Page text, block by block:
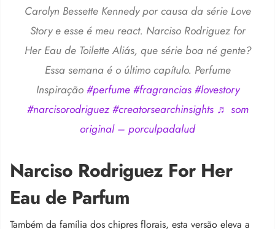
Carolyn Bessette Kennedy por causa da série Love
Story e esse é meu react. Narciso Rodriguez for
Her Eau de Toilette Aliás, que série boa né gente?
Essa semana é o último capítulo. Perfume
Inspiração#perfume #fragrancias #lovestory
#narcisorodriguez #creatorsearchinsights ♬ som
original – porculpadalud
Narciso Rodriguez For Her
Eau de Parfum
Também da família dos chipres florais, esta versão eleva a